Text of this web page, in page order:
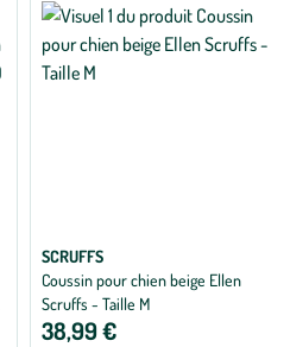
SCRUFFS
Coussin pour chien beige Ellen
Scruffs - Taille M
38,99 €